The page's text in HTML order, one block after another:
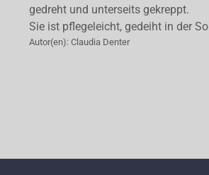
gedreht und unterseits gekreppt.
Sie ist pflegeleicht, gedeiht in der
Autor(en): Claudia Denter